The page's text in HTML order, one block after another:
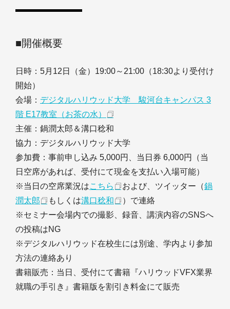
■開催概要
日時：5月12日（金）19:00～21:00（18:30より受付け
開始）
会場： デジタルハリウッド大学 駿河台キャンパス 3
階 E17教室（お茶の水）
主催：鍋潤太郎＆溝口稔和
協力：デジタルハリウッド大学
参加費：事前申し込み 5,000円、当日券 6,000円（当
日空席があれば、受付にて現金を支払い入場可能）
※当日の空席業況はこちら および、ツイッター（鍋
潤太郎
もしくは溝口稔和
）で連絡
※セミナー会場内での撮影、録音、講演内容のSNSへ
の投稿はNG
※デジタルハリウッド在校生には別途、学内より参加
方法の連絡あり
書籍販売：当日、受付にて書籍『ハリウッドVFX業界
就職の手引き』書籍版を割引き料金にて販売